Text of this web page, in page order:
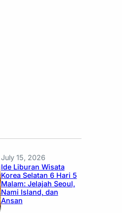
July 15, 2026
Ide Liburan Wisata
Korea Selatan 6 Hari 5
Malam: Jelajah Seoul,
Nami Island, dan
Ansan